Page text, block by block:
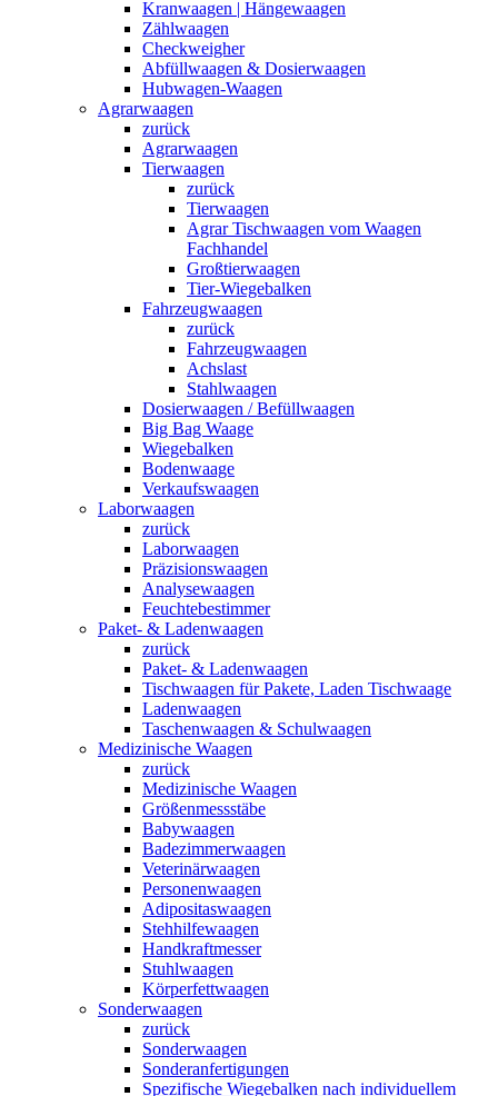
Kranwaagen | Hängewaagen
Zählwaagen
Checkweigher
Abfüllwaagen & Dosierwaagen
Hubwagen-Waagen
Agrarwaagen
zurück
Agrarwaagen
Tierwaagen
zurück
Tierwaagen
Agrar Tischwaagen vom Waagen
Fachhandel
Großtierwaagen
Tier-Wiegebalken
Fahrzeugwaagen
zurück
Fahrzeugwaagen
Achslast
Stahlwaagen
Dosierwaagen / Befüllwaagen
Big Bag Waage
Wiegebalken
Bodenwaage
Verkaufswaagen
Laborwaagen
zurück
Laborwaagen
Präzisionswaagen
Analysewaagen
Feuchtebestimmer
Paket- & Ladenwaagen
zurück
Paket- & Ladenwaagen
Tischwaagen für Pakete, Laden Tischwaage
Ladenwaagen
Taschenwaagen & Schulwaagen
Medizinische Waagen
zurück
Medizinische Waagen
Größenmessstäbe
Babywaagen
Badezimmerwaagen
Veterinärwaagen
Personenwaagen
Adipositaswaagen
Stehhilfewaagen
Handkraftmesser
Stuhlwaagen
Körperfettwaagen
Sonderwaagen
zurück
Sonderwaagen
Sonderanfertigungen
Spezifische Wiegebalken nach individuellem